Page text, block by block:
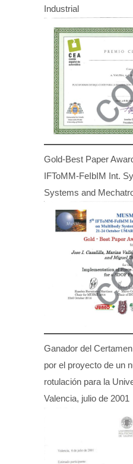
Industrial
Gold-Best Paper
IFToMM-FeIbIM Int.
Systems and
Ganador del
por el proyecto de un
rotulación para la
Valencia, julio de 2001